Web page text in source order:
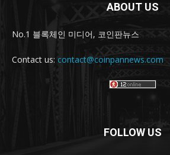
ABOUT US
No.1 블록체인 미디어, 코인판뉴스
Contact us: contact@coinpannews.com
FOLLOW US